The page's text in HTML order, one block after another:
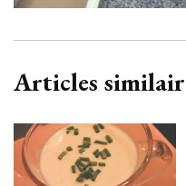
Articles